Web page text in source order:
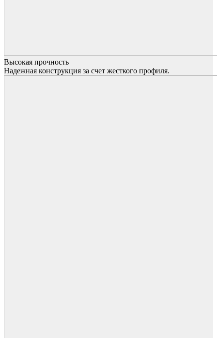
Высокая прочность
Надежная конструкция за счет жесткого профиля.